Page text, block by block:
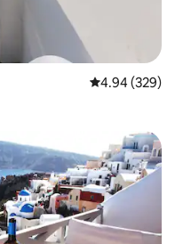
औसत रेटिंग 5 में से
4.94 (329)